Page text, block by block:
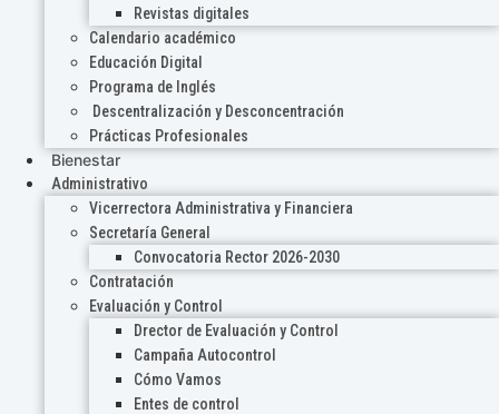
Revistas digitales
Calendario académico
Educación Digital
Programa de Inglés
Descentralización y Desconcentración
Prácticas Profesionales
Bienestar
Administrativo
Vicerrectora Administrativa y Financiera
Secretaría General
Convocatoria Rector 2026-2030
Contratación
Evaluación y Control
Drector de Evaluación y Control
Campaña Autocontrol
Cómo Vamos
Entes de control